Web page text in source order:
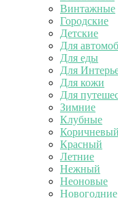
Винтажные
Городские
Детские
Для
Для еды
Для
Для кожи
Для
Зимние
Клубные
Коричневый
Красный
Летние
Нежный
Неоновые
Новогодние